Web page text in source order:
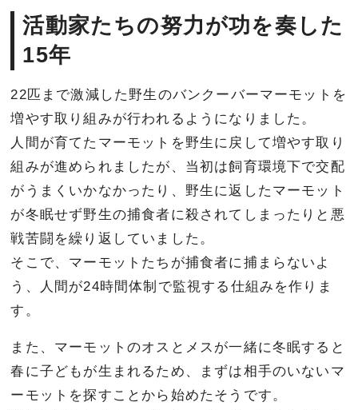
活動家たちの努力が功を奏した
15年
22匹まで激減した野生のバンクーバーマーモットを
増やす取り組みが行われるようになりました。
人間が育てたマーモットを野生に戻して増やす取り
組みが進められましたが、当初は飼育環境下で交配
がうまくいかなかったり、野生に返したマーモット
が冬眠せず野生の捕食者に殺されてしまったりと悪
戦苦闘を繰り返していました。
そこで、マーモットたちが捕食者に捕まらないよ
う、人間が24時間体制で監視する仕組みを作りま
す。
また、マーモットのオスとメスが一緒に冬眠すると
春に子どもが生まれるため、まずは相手のいないマ
ーモットを探すことから始めたそうです。